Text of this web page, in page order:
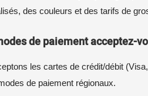
des couleurs et des tarifs de
de paiement acceptez-
les cartes de crédit/débit
de paiement régionaux.